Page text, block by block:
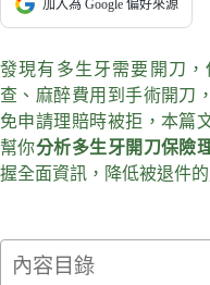
加入為 Google 偏好來源
發現有多生牙需要開刀
查、麻醉費用到手術開刀
免申請理賠時被拒，本篇
幫你分析多生牙開刀保險
握全面資訊，降低被退件
內容目錄